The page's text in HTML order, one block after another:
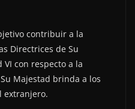
contribuir a la
Directrices de Su
VI con respecto a la
Majestad brinda a los
extranjero.